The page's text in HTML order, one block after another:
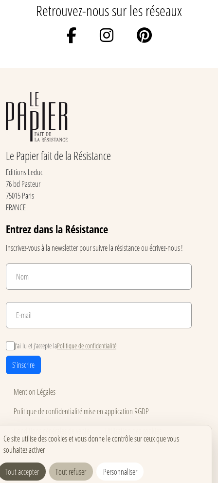
Retrouvez-nous sur les réseaux
Le Papier fait de la Résistance
Editions Leduc
76 bd Pasteur
75015 Paris
FRANCE
Entrez dans la Résistance
Inscrivez-vous à la newsletter pour suivre la résistance ou écrivez-nous !
J’ai lu et j’accepte laPolitique de confidentialité
S'inscrire
Mention Légales
Politique de confidentialité mise en application RGDP
Accessibilité
Carnets pour événements
Carnets corporate
Ce site utilise des cookies et vous donne le contrôle sur ceux que vous
souhaitez activer
Tout accepter Tout refuser Personnaliser